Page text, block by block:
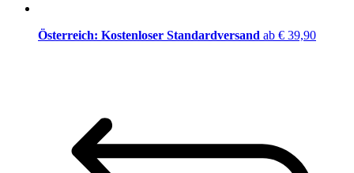
Österreich: Kostenloser Standardversand ab € 39,90